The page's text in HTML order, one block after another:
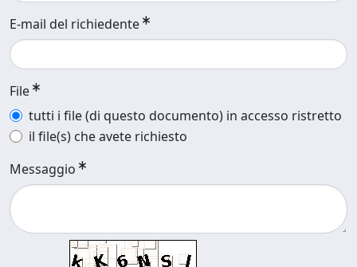
E-mail del richiedente
File
tutti i file (di questo documento) in accesso ristretto
il file(s) che avete richiesto
Messaggio